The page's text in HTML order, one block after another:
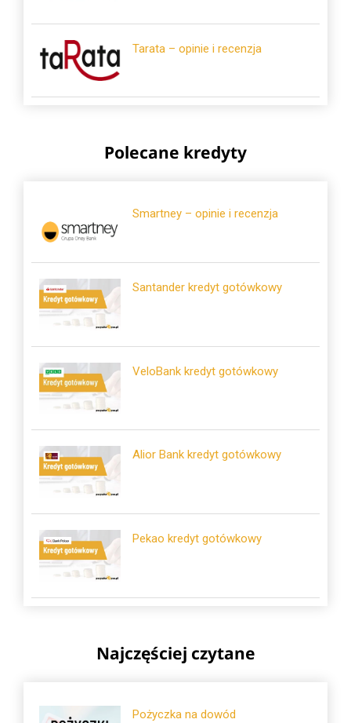
Tarata – opinie i recenzja
Polecane kredyty
Smartney – opinie i recenzja
Santander kredyt gotówkowy
VeloBank kredyt gotówkowy
Alior Bank kredyt gotówkowy
Pekao kredyt gotówkowy
Najczęściej czytane
Pożyczka na dowód